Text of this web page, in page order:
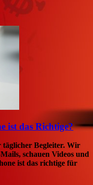
ist das Richtige?
täglicher Begleiter. Wir
schauen Videos und
ist das richtige für